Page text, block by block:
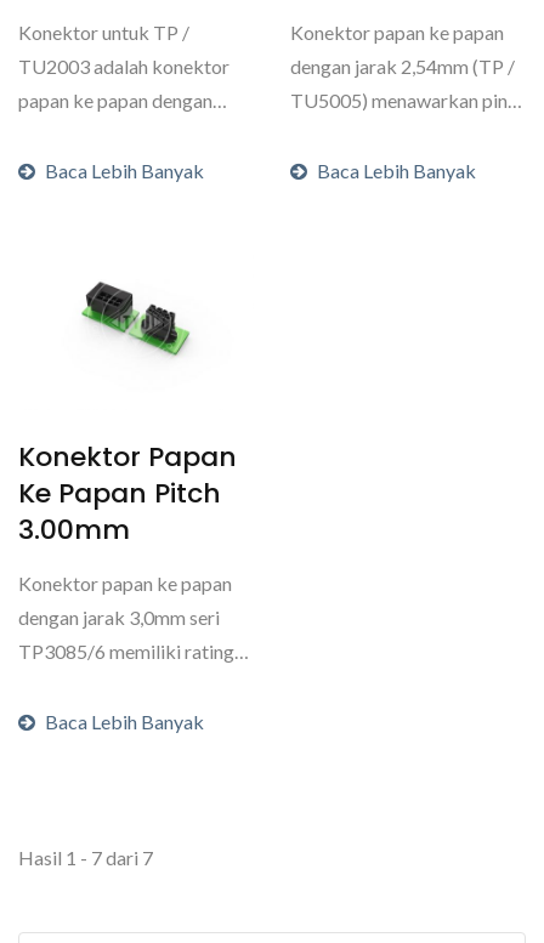
Konektor untuk TP /
TU2003 adalah konektor
papan ke papan dengan
pin header...
Baca Lebih Banyak
Konektor papan ke papan
dengan jarak 2,54mm (TP /
TU5005) menawarkan pin
Baca Lebih Banyak
Konektor Papan
Ke Papan Pitch
3.00mm
Konektor papan ke papan
dengan jarak 3,0mm seri
TP3085/6 memiliki rating
umumnya...
Baca Lebih Banyak
Hasil 1 - 7 dari 7